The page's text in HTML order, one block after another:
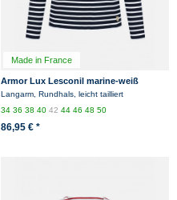
Made in France
Armor Lux Lesconil marine-weiß
Damen Streifenshirt
Langarm, Rundhals, leicht tailliert
343638404244464850
86,95 € *